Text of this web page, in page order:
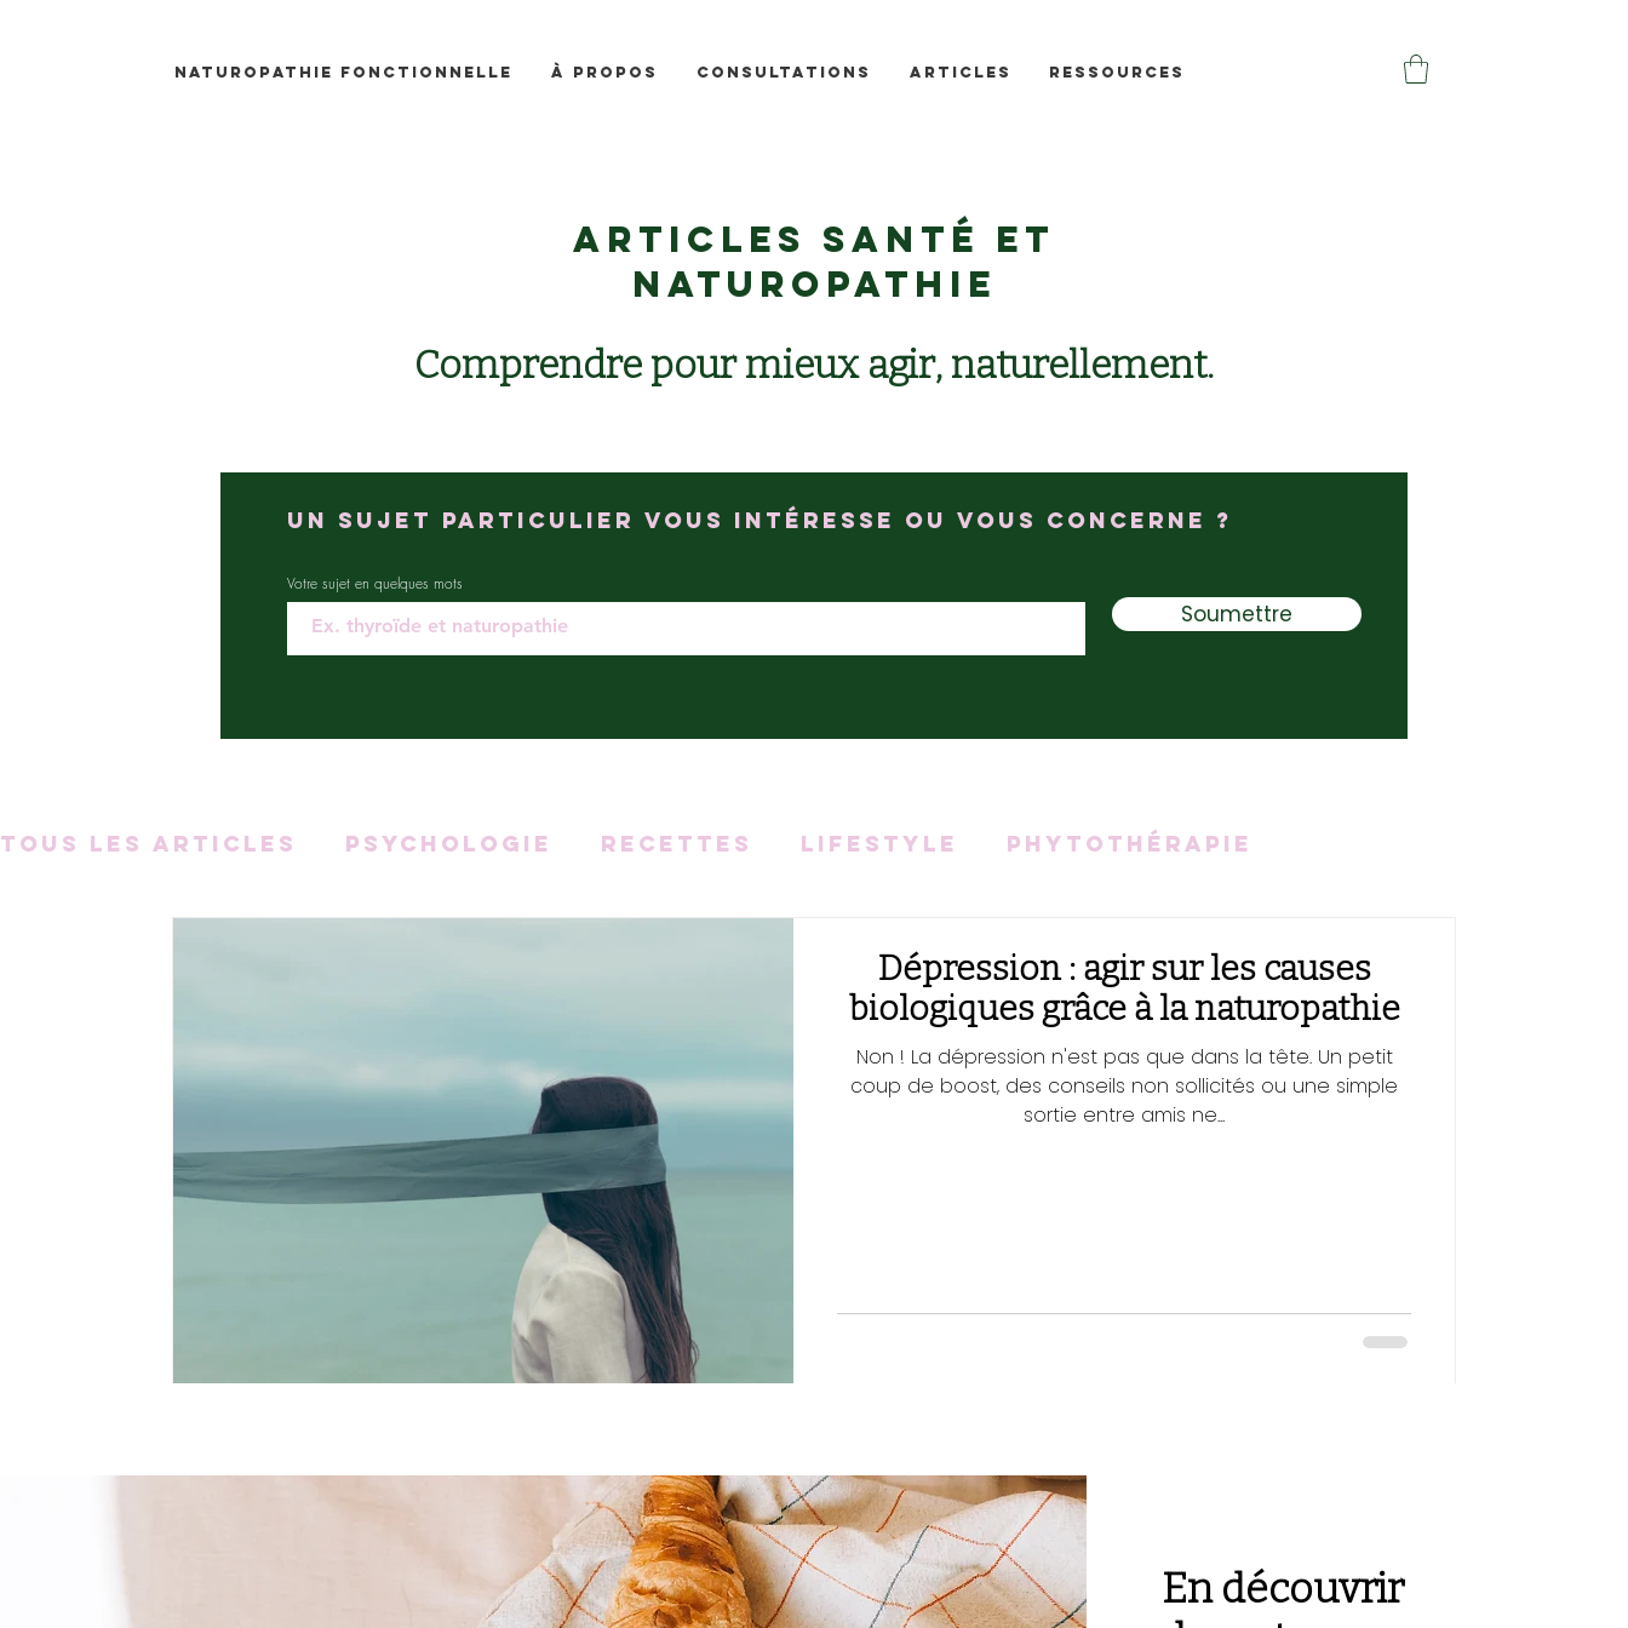
Naturopathie fonctionnelle À propos Consultations Articles Ressources
Articles santé et
naturopathie
Comprendre pour mieux agir, naturellement.
Un sujet particulier vous intéresse ou vous concerne ?
Votre sujet en quelques mots
Soumettre
Tous les articles Psychologie Recettes Lifestyle Phytothérapie
Dépression : agir sur les causes
biologiques grâce à la naturopathie
Non ! La dépression n'est pas que dans la tête. Un petit
coup de boost, des conseils non sollicités ou une simple
sortie entre amis ne...
En découvrir